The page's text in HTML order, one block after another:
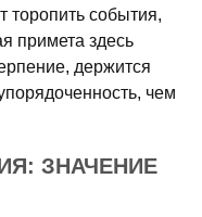
торопить события,
примета здесь
держится
чем
ЗНАЧЕНИЕ